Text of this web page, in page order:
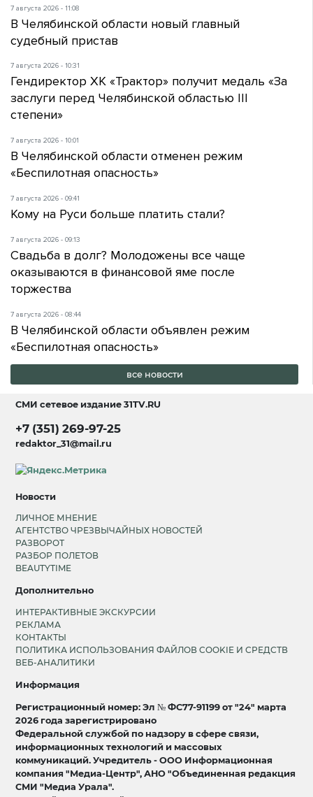
7 августа 2026 - 11:08
В Челябинской области новый главный
судебный пристав
7 августа 2026 - 10:31
Гендиректор ХК «Трактор» получит медаль «За
заслуги перед Челябинской областью III
степени»
7 августа 2026 - 10:01
В Челябинской области отменен режим
«Беспилотная опасность»
7 августа 2026 - 09:41
Кому на Руси больше платить стали?
7 августа 2026 - 09:13
Свадьба в долг? Молодожены все чаще
оказываются в финансовой яме после
торжества
7 августа 2026 - 08:44
В Челябинской области объявлен режим
«Беспилотная опасность»
все новости
СМИ сетевое издание31TV.RU
+7 (351) 269-97-25
redaktor_31@mail.ru
Новости
ЛИЧНОЕ МНЕНИЕ
АГЕНТСТВО ЧРЕЗВЫЧАЙНЫХ НОВОСТЕЙ
РАЗВОРОТ
РАЗБОР ПОЛЕТОВ
BEAUTYTIME
Дополнительно
ИНТЕРАКТИВНЫЕ ЭКСКУРСИИ
РЕКЛАМА
КОНТАКТЫ
ПОЛИТИКА ИСПОЛЬЗОВАНИЯ ФАЙЛОВ COOKIE И СРЕДСТВ
ВЕБ-АНАЛИТИКИ
Информация
Регистрационный номер: Эл № ФС77-91199 от "24" марта
2026 года зарегистрировано
Федеральной службой по надзору в сфере связи,
информационных технологий и массовых
коммуникаций. Учредитель - ООО Информационная
компания "Медиа-Центр", АНО "Объединенная редакция
СМИ "Медиа Урала".